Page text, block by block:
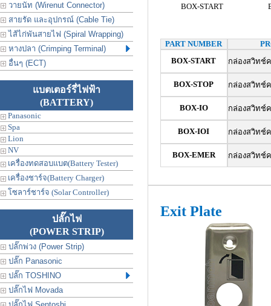
วายนัท (Wirenut Connector)
สายรัด และอุปกรณ์ (Cable Tie)
ไส้ไก่พันสายไฟ (Spiral Wrapping)
หางปลา (Crimping Terminal)
อื่นๆ (ECT)
แบตเตอร์รี่ไฟฟ้า
(BATTERY)
Panasonic
Spa
Lion
NV
เครื่องทดสอบแบต(Battery Tester)
เครื่องชาร์จ(Battery Charger)
โซลาร์ชาร์จ (Solar Controller)
ปลั๊กไฟ
(POWER STRIP)
ปลั๊กพ่วง (Power Strip)
ปลั๊ก Panasonic
ปลั๊ก TOSHINO
ปลั๊กไฟ Movada
BOX-START
PART NUMBER
BOX-START
กล่องสวิทช์
BOX-STOP กล่องสวิทช์
BOX-IO กล่องสวิทช์
BOX-IOI กล่องสวิทช์
BOX-EMER กล่องสวิทช์
Exit Plate